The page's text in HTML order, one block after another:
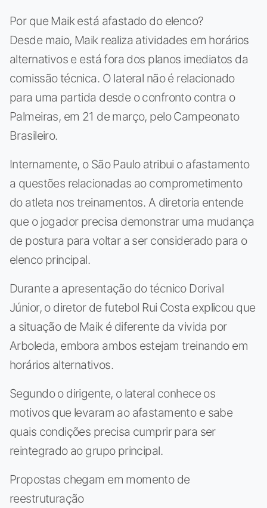
Por que Maik está afastado do elenco?
Desde maio, Maik realiza atividades em horários
alternativos e está fora dos planos imediatos da
comissão técnica. O lateral não é relacionado
para uma partida desde o confronto contra o
Palmeiras, em 21 de março, pelo Campeonato
Brasileiro.
Internamente, o São Paulo atribui o afastamento
a questões relacionadas ao comprometimento
do atleta nos treinamentos. A diretoria entende
que o jogador precisa demonstrar uma mudança
de postura para voltar a ser considerado para o
elenco principal.
Durante a apresentação do técnico Dorival
Júnior, o diretor de futebol Rui Costa explicou que
a situação de Maik é diferente da vivida por
Arboleda, embora ambos estejam treinando em
horários alternativos.
Segundo o dirigente, o lateral conhece os
motivos que levaram ao afastamento e sabe
quais condições precisa cumprir para ser
reintegrado ao grupo principal.
Propostas chegam em momento de
reestruturação